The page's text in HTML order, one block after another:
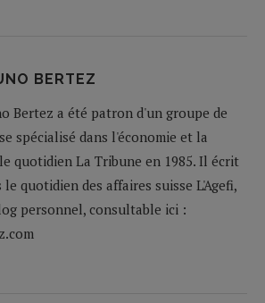
BERTEZ
Bertez a été patron d'un groupe de
spécialisé dans l'économie et la
quotidien La Tribune en 1985. Il écrit
quotidien des affaires suisse L'Agefi,
personnel, consultable ici :